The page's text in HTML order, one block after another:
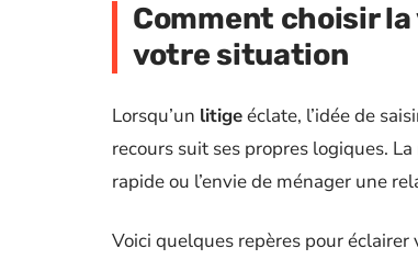
Comment choisir
votre situation
Lorsqu’un litigeéclate, l’idée de
recours suit ses propres logiques.
rapide ou l’envie de ménager une
Voici quelques repères pour éclairer